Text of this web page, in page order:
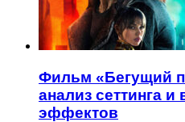
Фильм «Бегущий
анализ сеттинга и
эффектов